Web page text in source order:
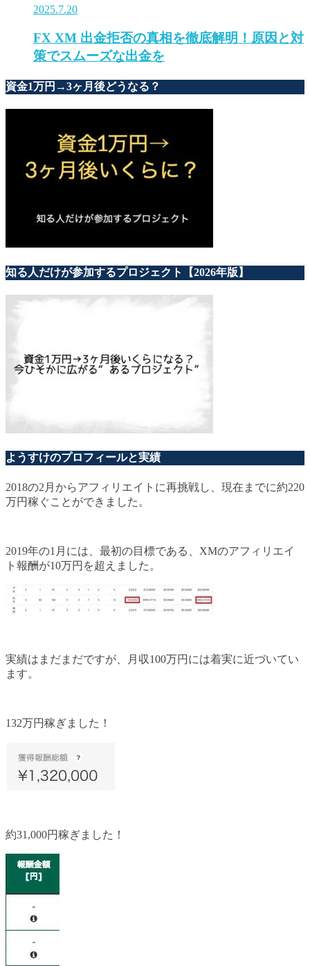
2025.7.20
FX XM 出金拒否の真相を徹底解明！原因と対
策でスムーズな出金を
資金1万円→3ヶ月後どうなる？
知る人だけが参加するプロジェクト【2026年版】
ようすけのプロフィールと実績
2018の2月からアフィリエイトに再挑戦し、現在までに約220
万円稼ぐことができました。
2019年の1月には、最初の目標である、XMのアフィリエイ
ト報酬が10万円を超えました。
実績はまだまだですが、月収100万円には着実に近づいてい
ます。
132万円稼ぎました！
約31,000円稼ぎました！